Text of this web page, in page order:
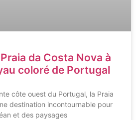
da Costa Nova à
coloré de Portugal
côte ouest du Portugal, la Praia
destination incontournable pour
et des paysages